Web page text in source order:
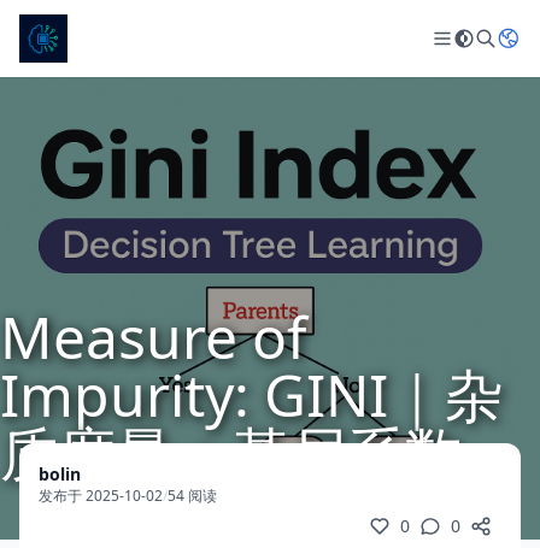
Measure of
Impurity: GINI｜杂
质度量：基尼系数
bolin
发布于 2025-10-02/54 阅读
0 0